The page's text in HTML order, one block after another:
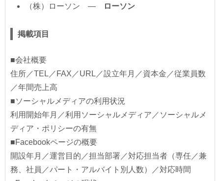
（株）ローソン ―
ローソン
掲載項目
■会社概要
住所／TEL／FAX／URL／設立年月／資本金／従業員数
／年間売上高
■ソーシャルメディアの利用状況
利用開始年月／利用ソーシャルメディア／ソーシャルメ
ディア・ポリシーの有無
■Facebookページの概要
開設年月／運営目的／担当部署／対応担当者（専任／兼
務、社員／パート・アルバイト別人数）／対応時間